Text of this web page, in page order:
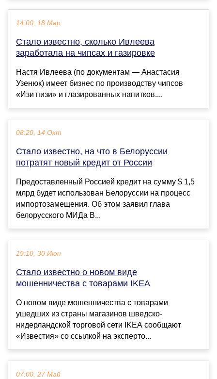
14:00, 18 Мар
Стало известно, сколько Ивлеева
заработала на чипсах и газировке
Настя Ивлеева (по документам — Анастасия
Узенюк) имеет бизнес по производству чипсов
«Изи пизи» и глазированных напитков....
08:20, 14 Окт
Стало известно, на что в Белоруссии
потратят новый кредит от России
Предоставленный Россией кредит на сумму $ 1,5
млрд будет использован Белоруссии на процесс
импортозамещения. Об этом заявил глава
белорусского МИДа В...
19:10, 30 Июн
Стало известно о новом виде
мошенничества с товарами IKEA
О новом виде мошенничества с товарами
ушедших из страны магазинов шведско-
нидерландской торговой сети IKEA сообщают
«Известия» со ссылкой на эксперто...
07:00, 27 Май